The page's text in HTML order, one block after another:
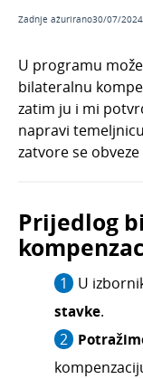
Obračun
Zalihe
Dnevni utržak
Blagajna
Bankovni izvodi
Nalozi za
Mobilna
Pokazatelji
Izvještavanje o
Zadnje ažurirano30/07/2024
U programu
bilateralnu
zatim ju i mi
napravi
zatvore se
Prijedlog
U
stavke.